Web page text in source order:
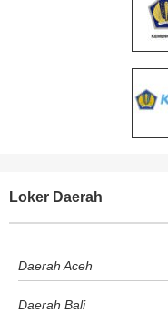
Loker Daerah
Daerah Aceh
Daerah Bali